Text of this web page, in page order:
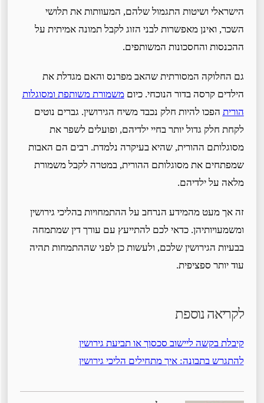
הישראלי ושיטות התגמול שלהם, המעוותות את תלושי
השכר, ואינן מאפשרות לבני הזוג לקבל תמונה אמיתית על
ההכנסות והחסכונות המשותפים.
גם החלוקה המסורתית שהאב מפרנס והאם מגדלת את
הילדים קרסה בדור הנוכחי. כיוםמשמורת משותפת ומסוגלות
הוריתהפכו להיות חלק נכבד משיח הגירושין. גברים נוטים
לקחת חלק גדול יותר בחיי ילדיהם, ופועלים לשפר את
מסוגלותם ההורית, שהיא בעיקרה נלמדת. רבים הם האבות
שמפתחים את מסוגלותם ההורית, במטרה לקבל משמורת
מלאה על ילדיהם.
זה אך מעט מהמידע הנרחב על ההתמחויות בהליכי גירושין
ומשמעויותיהן. כדאי לכם להתייעץ עם עורך דין שמתמחה
בבעיות הגירושין שלכם, ולעשות כן לפני שההתמחות תהיה
עוד יותר ספציפית.
לקריאה נוספת
קיבלת בקשה ליישוב סכסוך או תביעת גירושין
להתגרש בתבונה: איך מתחילים הליכי גירושין